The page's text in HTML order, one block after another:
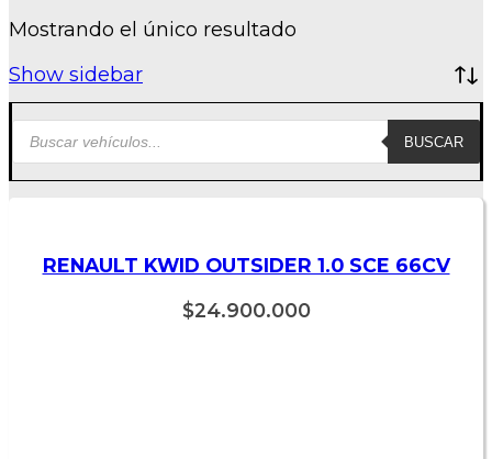
Mostrando el único resultado
Show sidebar
BUSCAR
RENAULT KWID OUTSIDER 1.0 SCE 66CV
$24.900.000